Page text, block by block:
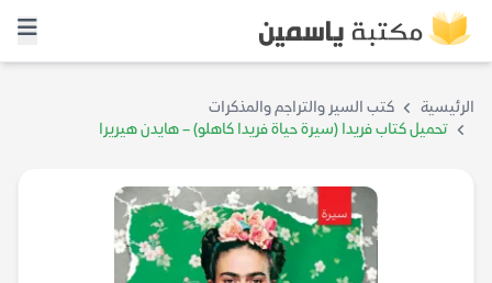
الرئيسية
كتب السير والتراجم والمذكرات
تحميل كتاب فريدا (سيرة حياة فريدا كاهلو) – هايدن هيريرا